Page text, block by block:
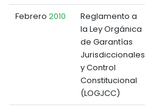
Febrero 2010
Reglamento a
la Ley Orgánica
de Garantías
Jurisdiccionales
y Control
Constitucional
(LOGJCC)